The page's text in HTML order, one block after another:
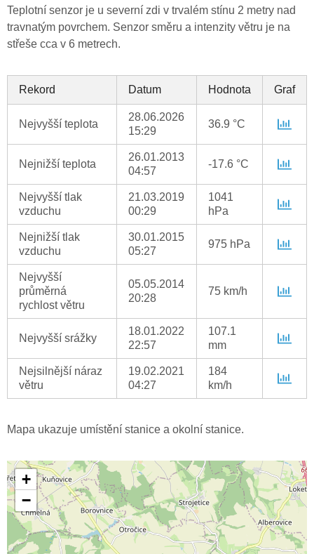
Teplotní senzor je u severní zdi v trvalém stínu 2 metry nad
travnatým povrchem. Senzor směru a intenzity větru je na
střeše cca v 6 metrech.
Rekord Datum Hodnota Graf
Nejvyšší teplota
28.06.2026
15:29
36.9 °C
Nejnižší teplota
26.01.2013
04:57
-17.6 °C
Nejvyšší tlak
vzduchu
21.03.2019
00:29
1041
hPa
Nejnižší tlak
vzduchu
30.01.2015
05:27
975 hPa
Nejvyšší
průměrná
rychlost větru
05.05.2014
20:28
75 km/h
Nejvyšší srážky
18.01.2022
22:57
107.1
mm
Nejsilnější náraz
větru
19.02.2021
04:27
184
km/h
Mapa ukazuje umístění stanice a okolní stanice.
+
−